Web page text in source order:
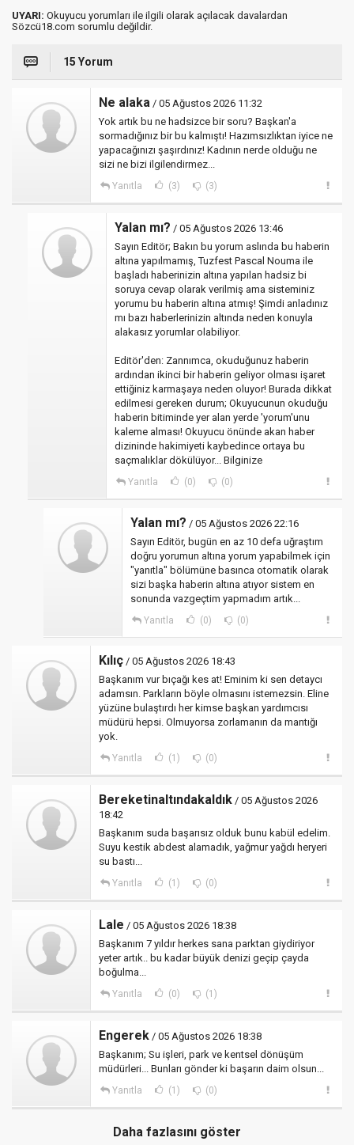
UYARI: Okuyucu yorumları ile ilgili olarak açılacak davalardan
Sözcü18.com sorumlu değildir.
15 Yorum
Ne alaka / 05 Ağustos 2026 11:32
Yok artık bu ne hadsizce bir soru? Başkan'a
sormadığınız bir bu kalmıştı! Hazımsızlıktan iyice ne
yapacağınızı şaşırdınız! Kadının nerde olduğu ne
sizi ne bizi ilgilendirmez...
Yanıtla (3) (3)
Yalan mı? / 05 Ağustos 2026 13:46
Sayın Editör; Bakın bu yorum aslında bu haberin
altına yapılmamış, Tuzfest Pascal Nouma ile
başladı haberinizin altına yapılan hadsiz bi
soruya cevap olarak verilmiş ama sisteminiz
yorumu bu haberin altına atmış! Şimdi anladınız
mı bazı haberlerinizin altında neden konuyla
alakasız yorumlar olabiliyor.
Editör'den: Zannımca, okuduğunuz haberin
ardından ikinci bir haberin geliyor olması işaret
ettiğiniz karmaşaya neden oluyor! Burada dikkat
edilmesi gereken durum; Okuyucunun okuduğu
haberin bitiminde yer alan yerde 'yorum'unu
kaleme alması! Okuyucu önünde akan haber
dizininde hakimiyeti kaybedince ortaya bu
saçmalıklar dökülüyor... Bilginize
Yanıtla (0) (0)
Yalan mı? / 05 Ağustos 2026 22:16
Sayın Editör, bugün en az 10 defa uğraştım
doğru yorumun altına yorum yapabilmek için
"yanıtla" bölümüne basınca otomatik olarak
sizi başka haberin altına atıyor sistem en
sonunda vazgeçtim yapmadım artık...
Yanıtla (0) (0)
Kılıç / 05 Ağustos 2026 18:43
Başkanım vur bıçağı kes at! Eminim ki sen detaycı
adamsın. Parkların böyle olmasını istemezsin. Eline
yüzüne bulaştırdı her kimse başkan yardımcısı
müdürü hepsi. Olmuyorsa zorlamanın da mantığı
yok.
Yanıtla (1) (0)
Bereketinaltındakaldık / 05 Ağustos 2026
18:42
Başkanım suda başarısız olduk bunu kabül edelim.
Suyu kestik abdest alamadık, yağmur yağdı heryeri
su bastı...
Yanıtla (1) (0)
Lale / 05 Ağustos 2026 18:38
Başkanım 7 yıldır herkes sana parktan giydiriyor
yeter artık.. bu kadar büyük denizi geçip çayda
boğulma...
Yanıtla (0) (1)
Engerek / 05 Ağustos 2026 18:38
Başkanım; Su işleri, park ve kentsel dönüşüm
müdürleri... Bunları gönder ki başarın daim olsun...
Yanıtla (1) (0)
Daha fazlasını göster